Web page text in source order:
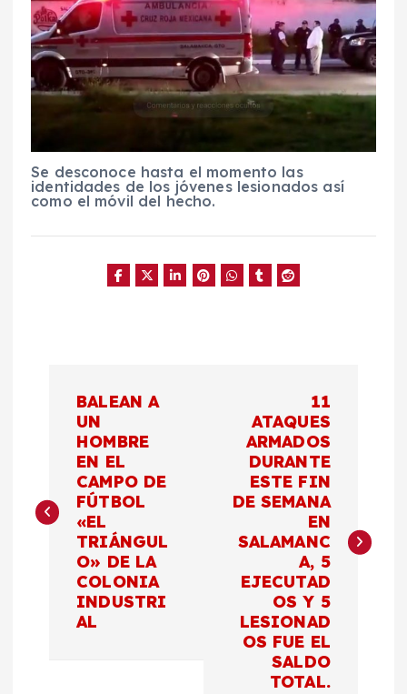
Se desconoce hasta el momento las
identidades de los jóvenes lesionados así
como el móvil del hecho.
e
BALEAN A
UN
HOMBRE
EN EL
CAMPO DE
FÚTBOL
«EL
TRIÁNGUL
O» DE LA
COLONIA
INDUSTRI
AL
11
ATAQUES
ARMADOS
DURANTE
ESTE FIN
DE SEMANA
EN
SALAMANC
A, 5
EJECUTAD
OS Y 5
LESIONAD
OS FUE EL
SALDO
TOTAL.